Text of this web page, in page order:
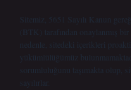
Sitemiz, 5651 Sayılı Kanun
(BTK) tarafından onaylanmış
nedenle, sitedeki içerikleri
yükümlülüğümüz
sorumluluğunu taşımakta olup,
sayılırlar.